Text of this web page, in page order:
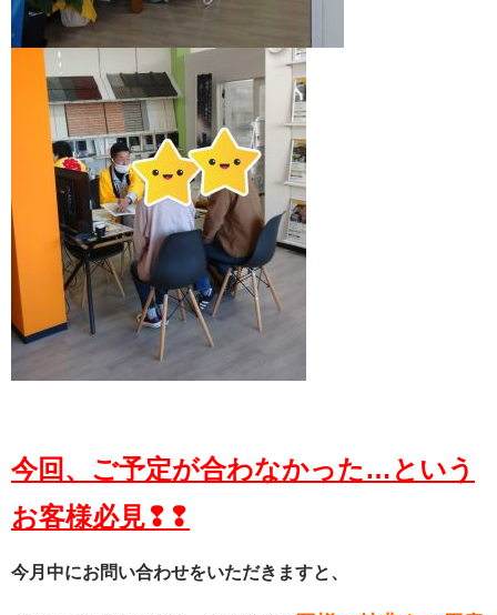
今回、ご予定が合わなかった…という
お客様必見❢❢
今月中にお問い合わせをいただきますと、